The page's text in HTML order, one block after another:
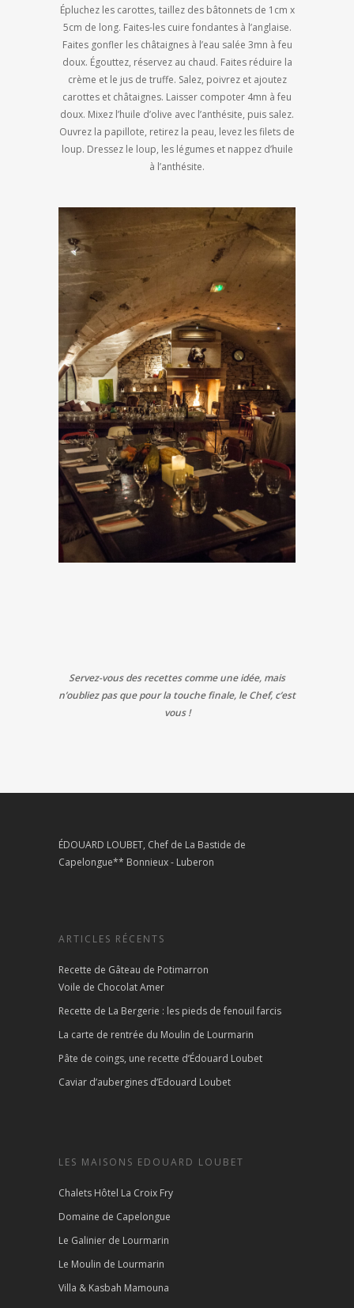
Épluchez les carottes, taillez des bâtonnets de 1cm x
5cm de long. Faites-les cuire fondantes à l’anglaise.
Faites gonfler les châtaignes à l’eau salée 3mn à feu
doux. Égouttez, réservez au chaud. Faites réduire la
crème et le jus de truffe. Salez, poivrez et ajoutez
carottes et châtaignes. Laisser compoter 4mn à feu
doux. Mixez l’huile d’olive avec l’anthésite, puis salez.
Ouvrez la papillote, retirez la peau, levez les filets de
loup. Dressez le loup, les légumes et nappez d’huile
à l’anthésite.
Servez-vous des recettes comme une idée, mais
n’oubliez pas que pour la touche finale, le Chef, c’est
vous !
ÉDOUARD LOUBET, Chef de La Bastide de
Capelongue** Bonnieux - Luberon
ARTICLES RÉCENTS
Recette de Gâteau de Potimarron
Voile de Chocolat Amer
Recette de La Bergerie : les pieds de fenouil farcis
La carte de rentrée du Moulin de Lourmarin
Pâte de coings, une recette d’Édouard Loubet
Caviar d’aubergines d’Edouard Loubet
LES MAISONS EDOUARD LOUBET
Chalets Hôtel La Croix Fry
Domaine de Capelongue
Le Galinier de Lourmarin
Le Moulin de Lourmarin
Villa & Kasbah Mamouna